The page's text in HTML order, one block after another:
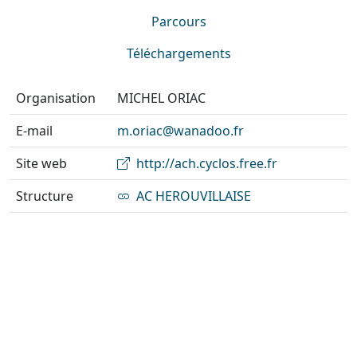
Parcours
Téléchargements
Organisation
MICHEL ORIAC
E-mail
m.oriac@wanadoo.fr
Site web
http://ach.cyclos.free.fr
Structure
AC HEROUVILLAISE